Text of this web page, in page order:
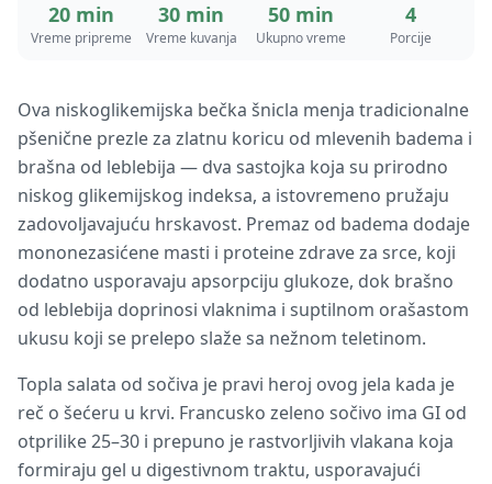
20 min
Vreme pripreme
30 min
Vreme kuvanja
50 min
Ukupno vreme
4
Porcije
Ova niskoglikemijska bečka šnicla menja tradicionalne
pšenične prezle za zlatnu koricu od mlevenih badema i
brašna od leblebija — dva sastojka koja su prirodno
niskog glikemijskog indeksa, a istovremeno pružaju
zadovoljavajuću hrskavost. Premaz od badema dodaje
mononezasićene masti i proteine zdrave za srce, koji
dodatno usporavaju apsorpciju glukoze, dok brašno
od leblebija doprinosi vlaknima i suptilnom orašastom
ukusu koji se prelepo slaže sa nežnom teletinom.
Topla salata od sočiva je pravi heroj ovog jela kada je
reč o šećeru u krvi. Francusko zeleno sočivo ima GI od
otprilike 25–30 i prepuno je rastvorljivih vlakana koja
formiraju gel u digestivnom traktu, usporavajući